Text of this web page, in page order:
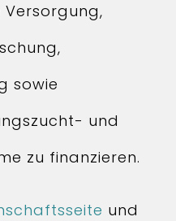
sowie
und
zu finanzieren.
und